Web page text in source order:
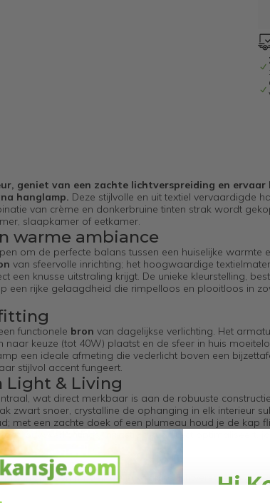
geniet van een zachte lichtverspreiding en
hanglamp. Deze stijlvolle en uit textiel vervaardigde
van crème en donkerbruine tinten strak wordt
slaapkamer of eetkamer.
warme ambiance
om de perfecte balans tussen een huiselijke warmte
van sfeervolle inrichting; het hoogwaardige
een knusse uitstraling krijgt. De unieke kleurstelling,
een rijke gelaagdheid die rimpelloos en plooitloos in
functionele bron van dagelijkse verlichting. Het
keuze (tot 40W) plaatst en de sfeer in huis
een ideale afmeting die vederlicht boven een
stijlvol accent fungeert.
Light & Living
wat direct merkbaar is aan de robuuste
zwart snoer, crystalline de ophanging in elk interieur
met een zachte doek of een plumeau houd je de kap
jouw verlichtings-infrastructuur direct optimaliseert,
een rimpelloze en warme lichtverspreiding in
het voordeel van een rijk design dat moeiteloos
Hi